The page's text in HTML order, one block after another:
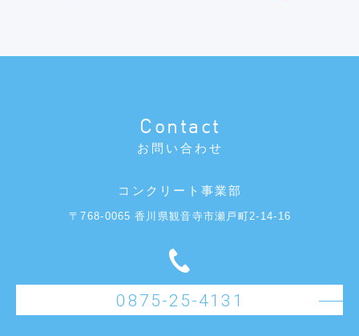
Contact
お問い合わせ
コンクリート事業部
〒768-0065 香川県観音寺市瀬戸町2-14-16
0875-25-4131